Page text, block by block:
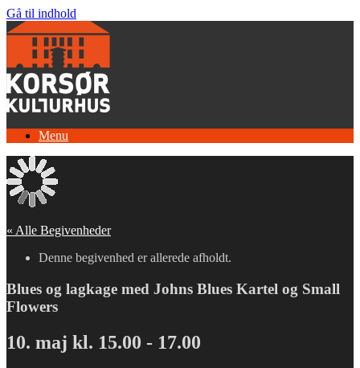
Gå til indhold
Menu
« Alle Begivenheder
Denne begivenhed er allerede afholdt.
Blues og lagkage med Johns Blues Kartel og Small
Flowers
10. maj kl. 15.00 - 17.00